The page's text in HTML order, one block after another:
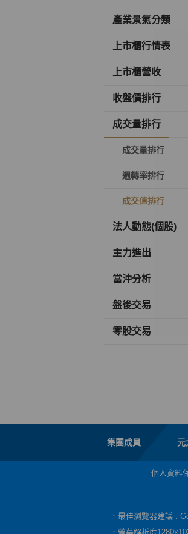
產業景氣分類
上市櫃行情表
上市櫃營收
收盤價排行
成交量排行
成交量排行
週轉率排行
成交值排行
法人動態(個股)
主力進出
當沖分析
盤後交易
零股交易
集團成員 元
個人資料
．最佳瀏覽器建議 :
．螢幕解析度